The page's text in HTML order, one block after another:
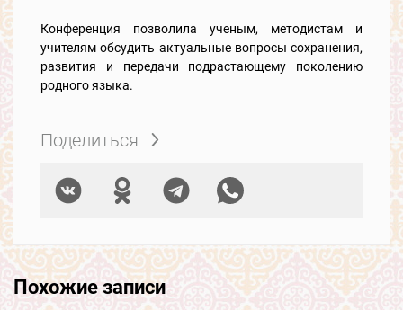
Конференция позволила ученым, методистам и
учителям обсудить актуальные вопросы сохранения,
развития и передачи подрастающему поколению
родного языка.
Поделиться
Похожие записи